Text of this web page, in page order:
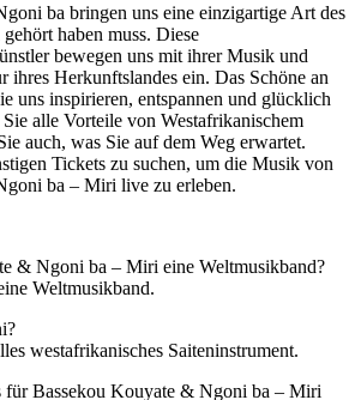
ba bringen uns eine einzigartige Art des
haben muss. Diese
bewegen uns mit ihrer Musik und
ihres Herkunftslandes ein. Das Schöne an
uns inspirieren, entspannen und glücklich
alle Vorteile von Westafrikanischem
auch, was Sie auf dem Weg erwartet.
Tickets zu suchen, um die Musik von
ba – Miri live zu erleben.
& Ngoni ba – Miri eine Weltmusikband?
Weltmusikband.
westafrikanisches Saiteninstrument.
für Bassekou Kouyate & Ngoni ba – Miri